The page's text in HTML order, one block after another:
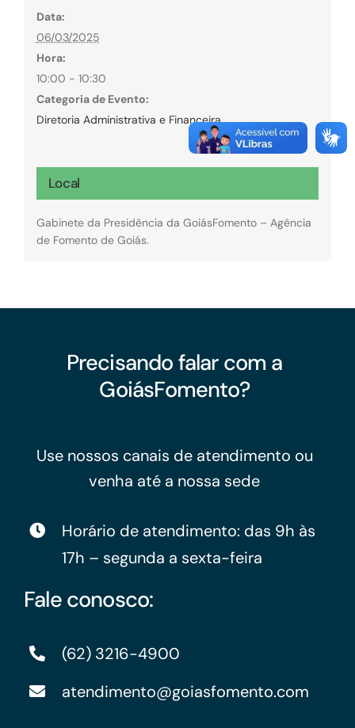
Data:
06/03/2025
Hora:
10:00 - 10:30
Categoria de Evento:
Diretoria Administrativa e Financeira
Local
Gabinete da Presidência da GoiásFomento – Agência
de Fomento de Goiás.
Precisando falar com a
GoiásFomento?
Use nossos canais de atendimento ou
venha até a nossa sede
Horário de atendimento: das 9h às
17h – segunda a sexta-feira
Fale conosco:
(62) 3216-4900
atendimento@goiasfomento.com